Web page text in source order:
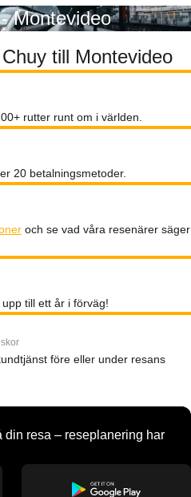
Montevideo
till Montevideo
rutter runt om i världen.
20 betalningsmetoder.
och se vad våra resenärer säger
till ett år i förväg!
före eller under resans
din resa – reseplanering har